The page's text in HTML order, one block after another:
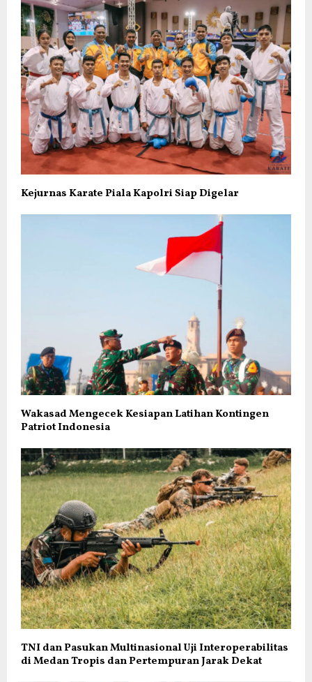
Kejurnas Karate Piala Kapolri Siap Digelar
Wakasad Mengecek Kesiapan Latihan Kontingen
Patriot Indonesia
TNI dan Pasukan Multinasional Uji Interoperabilitas
di Medan Tropis dan Pertempuran Jarak Dekat